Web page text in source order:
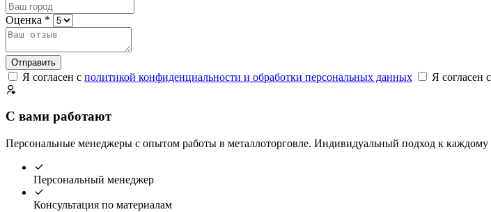
Оценка *
Отправить
Я согласен с политикой конфиденциальности и обработки персональных данных Я согласен с
С вами работают
Персональные менеджеры с опытом работы в металлоторговле. Индивидуальный подход к
Персональный менеджер
Консультация по материалам